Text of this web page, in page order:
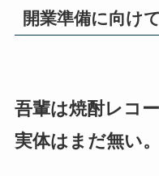
開業準備に向けて
吾輩は焼酎レコ
実体はまだ無い。